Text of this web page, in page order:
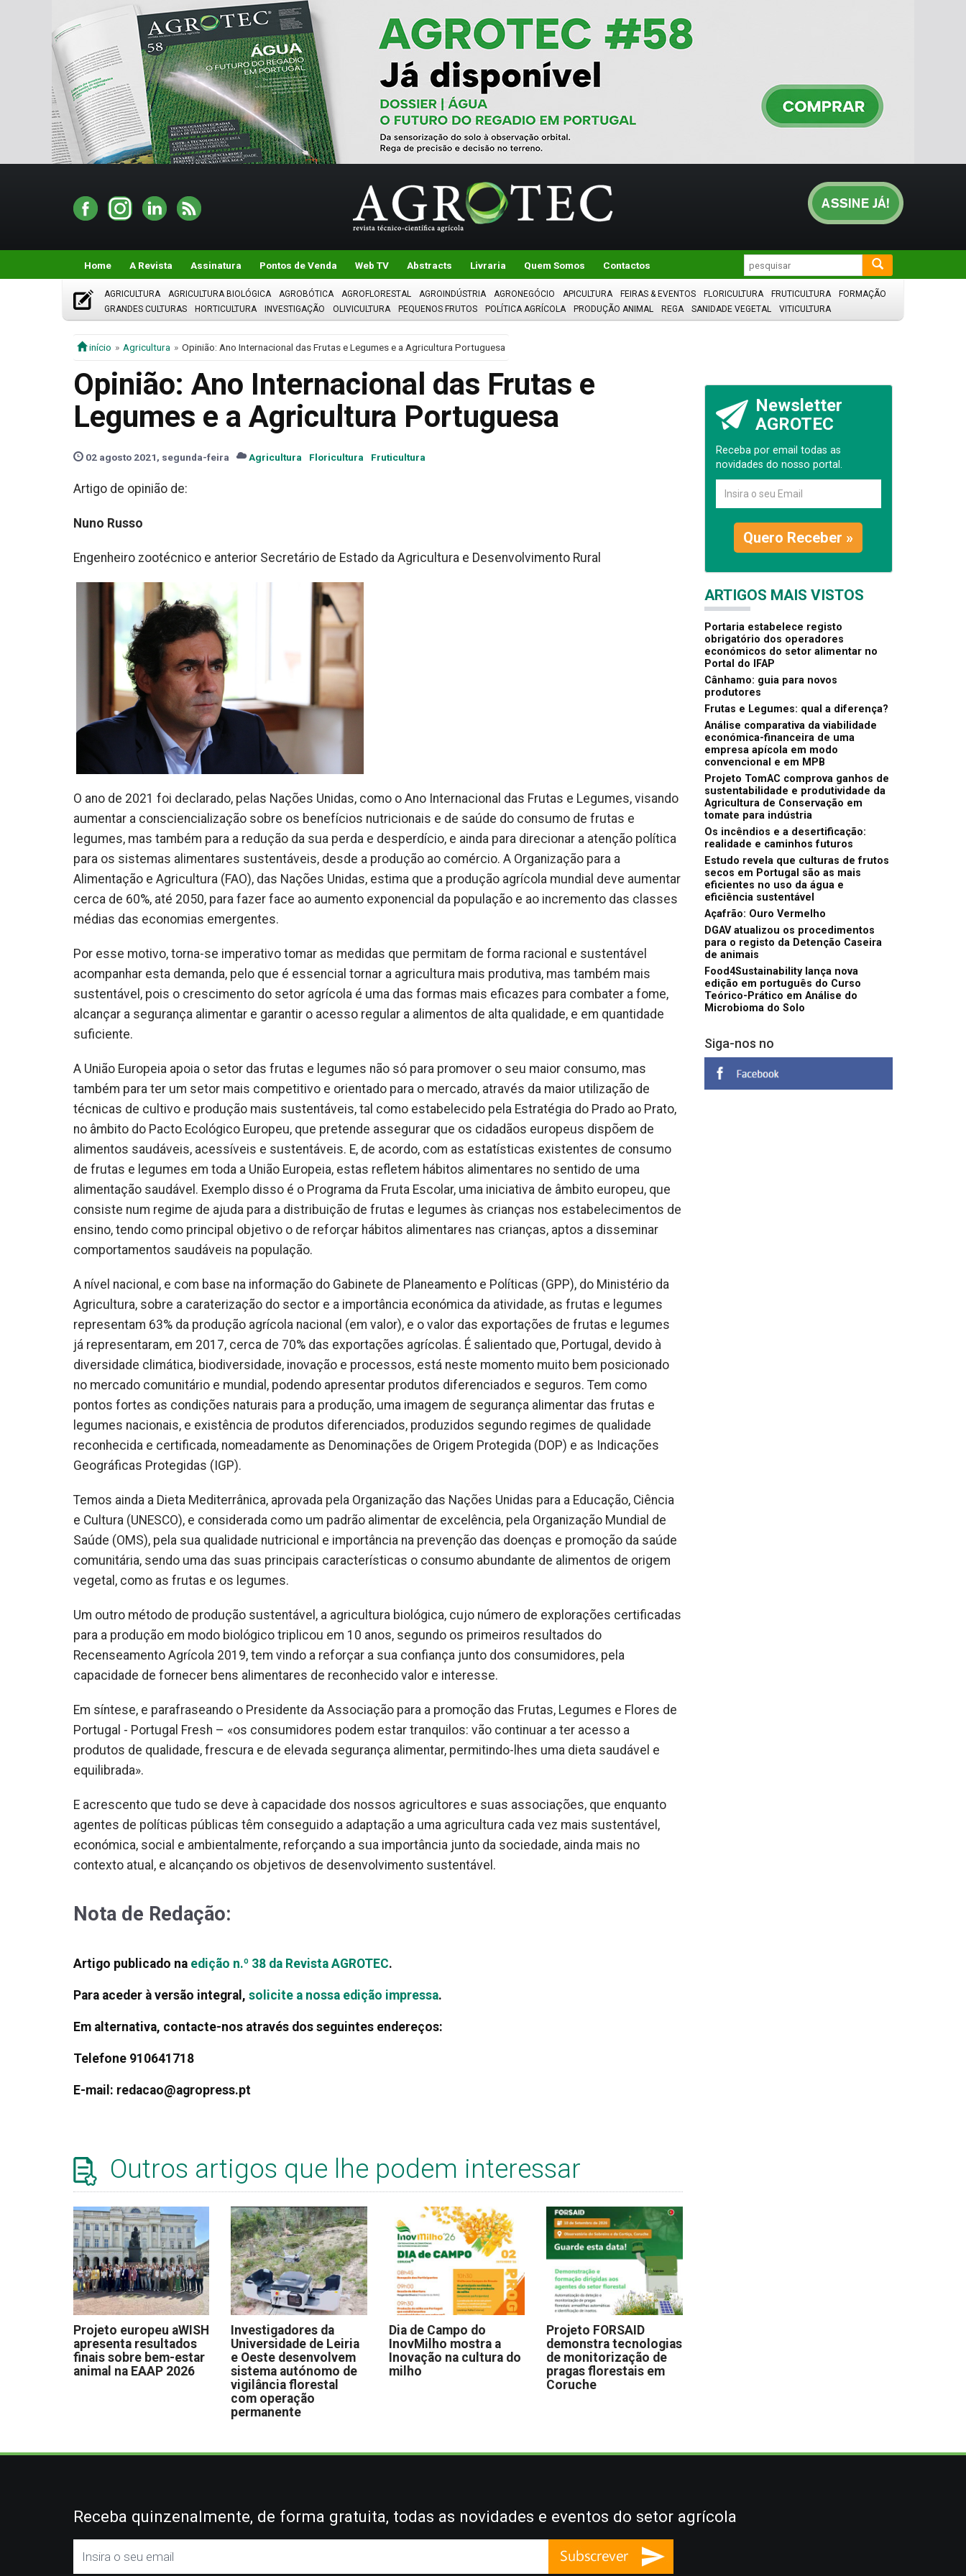
Home A Revista Assinatura Pontos de Venda Web TV Abstracts Livraria Quem Somos Contactos
AGRICULTURA AGRICULTURA BIOLÓGICA AGROBÓTICA AGROFLORESTAL AGROINDÚSTRIA AGRONEGÓCIO APICULTURA FEIRAS & EVENTOS FLORICULTURA FRUTICULTURA
FORMAÇÃO
GRANDES CULTURAS
HORTICULTURA INVESTIGAÇÃO OLIVICULTURA PEQUENOS FRUTOS POLÍTICA AGRÍCOLA PRODUÇÃO ANIMAL REGA SANIDADE VEGETAL VITICULTURA
início Agricultura Opinião: Ano Internacional das Frutas e Legumes e a Agricultura Portuguesa
Opinião: Ano Internacional das Frutas e
Legumes e a Agricultura Portuguesa
02 agosto 2021, segunda-feira Agricultura Floricultura Fruticultura
Artigo de opinião de:
Nuno Russo
Engenheiro zootécnico e anterior Secretário de Estado da Agricultura e Desenvolvimento Rural
O ano de 2021 foi declarado, pelas Nações Unidas, como o Ano Internacional das Frutas e Legumes, visando
aumentar a consciencialização sobre os benefícios nutricionais e de saúde do consumo de frutas e
legumes, mas também para a redução da sua perda e desperdício, e ainda para direcionar a atenção política
para os sistemas alimentares sustentáveis, desde a produção ao comércio. A Organização para a
Alimentação e Agricultura (FAO), das Nações Unidas, estima que a produção agrícola mundial deve aumentar
cerca de 60%, até 2050, para fazer face ao aumento exponencial da população e ao incremento das classes
médias das economias emergentes.
Por esse motivo, torna-se imperativo tomar as medidas que permitam de forma racional e sustentável
acompanhar esta demanda, pelo que é essencial tornar a agricultura mais produtiva, mas também mais
sustentável, pois o crescimento do setor agrícola é uma das formas mais eficazes para combater a fome,
alcançar a segurança alimentar e garantir o acesso regular a alimentos de alta qualidade, e em quantidade
suficiente.
A União Europeia apoia o setor das frutas e legumes não só para promover o seu maior consumo, mas
também para ter um setor mais competitivo e orientado para o mercado, através da maior utilização de
técnicas de cultivo e produção mais sustentáveis, tal como estabelecido pela Estratégia do Prado ao Prato,
no âmbito do Pacto Ecológico Europeu, que pretende assegurar que os cidadãos europeus dispõem de
alimentos saudáveis, acessíveis e sustentáveis. E, de acordo, com as estatísticas existentes de consumo
de frutas e legumes em toda a União Europeia, estas refletem hábitos alimentares no sentido de uma
alimentação saudável. Exemplo disso é o Programa da Fruta Escolar, uma iniciativa de âmbito europeu, que
consiste num regime de ajuda para a distribuição de frutas e legumes às crianças nos estabelecimentos de
ensino, tendo como principal objetivo o de reforçar hábitos alimentares nas crianças, aptos a disseminar
comportamentos saudáveis na população.
A nível nacional, e com base na informação do Gabinete de Planeamento e Políticas (GPP), do Ministério da
Agricultura, sobre a caraterização do sector e a importância económica da atividade, as frutas e legumes
representam 63% da produção agrícola nacional (em valor), e o valor das exportações de frutas e legumes
já representaram, em 2017, cerca de 70% das exportações agrícolas. É salientado que, Portugal, devido à
diversidade climática, biodiversidade, inovação e processos, está neste momento muito bem posicionado
no mercado comunitário e mundial, podendo apresentar produtos diferenciados e seguros. Tem como
pontos fortes as condições naturais para a produção, uma imagem de segurança alimentar das frutas e
legumes nacionais, e existência de produtos diferenciados, produzidos segundo regimes de qualidade
reconhecida e certificada, nomeadamente as Denominações de Origem Protegida (DOP) e as Indicações
Geográficas Protegidas (IGP).
Temos ainda a Dieta Mediterrânica, aprovada pela Organização das Nações Unidas para a Educação, Ciência
e Cultura (UNESCO), e considerada como um padrão alimentar de excelência, pela Organização Mundial de
Saúde (OMS), pela sua qualidade nutricional e importância na prevenção das doenças e promoção da saúde
comunitária, sendo uma das suas principais características o consumo abundante de alimentos de origem
vegetal, como as frutas e os legumes.
Um outro método de produção sustentável, a agricultura biológica, cujo número de explorações certificadas
para a produção em modo biológico triplicou em 10 anos, segundo os primeiros resultados do
Recenseamento Agrícola 2019, tem vindo a reforçar a sua confiança junto dos consumidores, pela
capacidade de fornecer bens alimentares de reconhecido valor e interesse.
Em síntese, e parafraseando o Presidente da Associação para a promoção das Frutas, Legumes e Flores de
Portugal - Portugal Fresh – «os consumidores podem estar tranquilos: vão continuar a ter acesso a
produtos de qualidade, frescura e de elevada segurança alimentar, permitindo-lhes uma dieta saudável e
equilibrada».
E acrescento que tudo se deve à capacidade dos nossos agricultores e suas associações, que enquanto
agentes de políticas públicas têm conseguido a adaptação a uma agricultura cada vez mais sustentável,
económica, social e ambientalmente, reforçando a sua importância junto da sociedade, ainda mais no
contexto atual, e alcançando os objetivos de desenvolvimento sustentável.
Nota de Redação:
Artigo publicado na edição n.º 38 da Revista AGROTEC.
Para aceder à versão integral, solicite a nossa edição impressa.
Em alternativa, contacte-nos através dos seguintes endereços:
Telefone 910641718
E-mail: redacao@agropress.pt
Outros artigos que lhe podem interessar
Projeto europeu aWISH
apresenta resultados
finais sobre bem-estar
animal na EAAP 2026
Investigadores da
Universidade de Leiria
e Oeste desenvolvem
sistema autónomo de
vigilância florestal
com operação
permanente
Dia de Campo do
InovMilho mostra a
Inovação na cultura do
milho
Projeto FORSAID
demonstra tecnologias
de monitorização de
pragas florestais em
Coruche
Newsletter
AGROTEC
Receba por email todas as
novidades do nosso portal.
Quero Receber »
ARTIGOS MAIS VISTOS
Portaria estabelece registo
obrigatório dos operadores
económicos do setor alimentar no
Portal do IFAP
Cânhamo: guia para novos
produtores
Frutas e Legumes: qual a diferença?
Análise comparativa da viabilidade
económica-financeira de uma
empresa apícola em modo
convencional e em MPB
Projeto TomAC comprova ganhos de
sustentabilidade e produtividade da
Agricultura de Conservação em
tomate para indústria
Os incêndios e a desertificação:
realidade e caminhos futuros
Estudo revela que culturas de frutos
secos em Portugal são as mais
eficientes no uso da água e
eficiência sustentável
Açafrão: Ouro Vermelho
DGAV atualizou os procedimentos
para o registo da Detenção Caseira
de animais
Food4Sustainability lança nova
edição em português do Curso
Teórico-Prático em Análise do
Microbioma do Solo
Siga-nos no
Receba quinzenalmente, de forma gratuita, todas as novidades e eventos do setor agrícola